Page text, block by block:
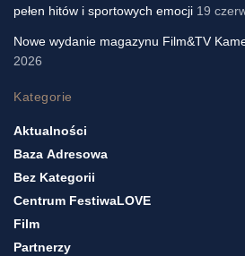
pełen hitów i sportowych emocji 19
Nowe wydanie magazynu Film&TV
2026
Kategorie
Aktualności
Baza Adresowa
Bez Kategorii
Centrum FestiwaLOVE
Film
Partnerzy